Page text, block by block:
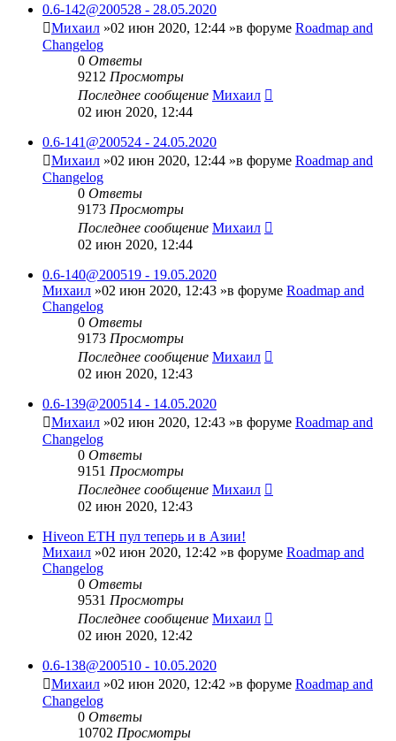
0.6-142@200528 - 28.05.2020
Михаил »02 июн 2020, 12:44 »в форуме Roadmap and
Changelog
0 Ответы
9212 Просмотры
Последнее сообщение Михаил
02 июн 2020, 12:44
0.6-141@200524 - 24.05.2020
Михаил »02 июн 2020, 12:44 »в форуме Roadmap and
Changelog
0 Ответы
9173 Просмотры
Последнее сообщение Михаил
02 июн 2020, 12:44
0.6-140@200519 - 19.05.2020
Михаил »02 июн 2020, 12:43 »в форуме Roadmap and
Changelog
0 Ответы
9173 Просмотры
Последнее сообщение Михаил
02 июн 2020, 12:43
0.6-139@200514 - 14.05.2020
Михаил »02 июн 2020, 12:43 »в форуме Roadmap and
Changelog
0 Ответы
9151 Просмотры
Последнее сообщение Михаил
02 июн 2020, 12:43
Hiveon ETH пул теперь и в Азии!
Михаил »02 июн 2020, 12:42 »в форуме Roadmap and
Changelog
0 Ответы
9531 Просмотры
Последнее сообщение Михаил
02 июн 2020, 12:42
0.6-138@200510 - 10.05.2020
Михаил »02 июн 2020, 12:42 »в форуме Roadmap and
Changelog
0 Ответы
10702 Просмотры